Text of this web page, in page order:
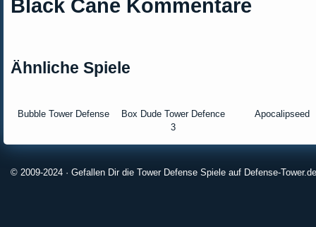
Black Cane Kommentare
Ähnliche Spiele
Bubble Tower Defense
Box Dude Tower Defence
3
Apocalipseed
© 2009-2024 · Gefallen Dir die Tower Defense Spiele auf Defense-